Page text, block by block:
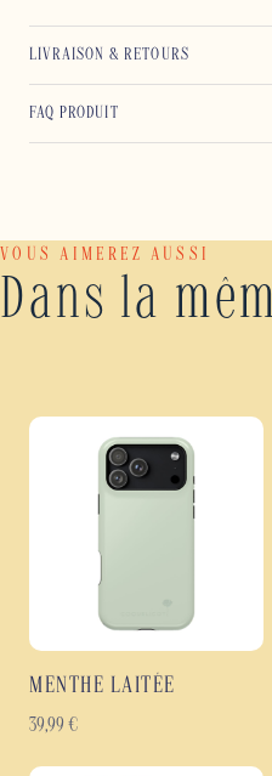
LIVRAISON & RETOURS
FAQ PRODUIT
VOUS AIMEREZ AUSSI
Dans la
MENTHE LAITÉE
39,99 €